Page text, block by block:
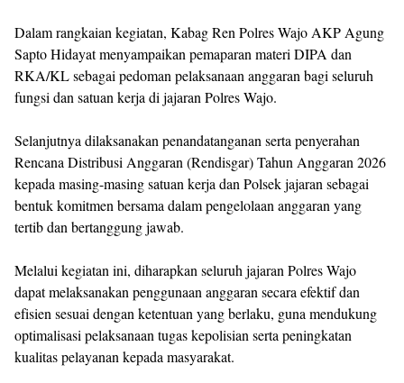
Dalam rangkaian kegiatan, Kabag Ren Polres Wajo AKP Agung
Sapto Hidayat menyampaikan pemaparan materi DIPA dan
RKA/KL sebagai pedoman pelaksanaan anggaran bagi seluruh
fungsi dan satuan kerja di jajaran Polres Wajo.
Selanjutnya dilaksanakan penandatanganan serta penyerahan
Rencana Distribusi Anggaran (Rendisgar) Tahun Anggaran 2026
kepada masing-masing satuan kerja dan Polsek jajaran sebagai
bentuk komitmen bersama dalam pengelolaan anggaran yang
tertib dan bertanggung jawab.
Melalui kegiatan ini, diharapkan seluruh jajaran Polres Wajo
dapat melaksanakan penggunaan anggaran secara efektif dan
efisien sesuai dengan ketentuan yang berlaku, guna mendukung
optimalisasi pelaksanaan tugas kepolisian serta peningkatan
kualitas pelayanan kepada masyarakat.